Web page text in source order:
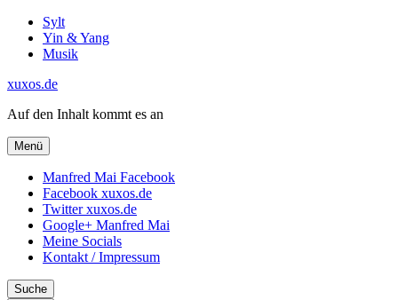
Sylt
Yin & Yang
Musik
xuxos.de
Auf den Inhalt kommt es an
Menü
Manfred Mai Facebook
Facebook xuxos.de
Twitter xuxos.de
Google+ Manfred Mai
Meine Socials
Kontakt / Impressum
Suche